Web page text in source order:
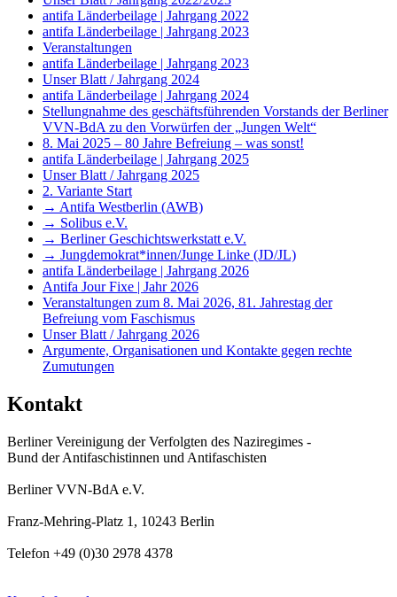
antifa Länderbeilage | Jahrgang 2022
antifa Länderbeilage | Jahrgang 2023
Veranstaltungen
antifa Länderbeilage | Jahrgang 2023
Unser Blatt / Jahrgang 2024
antifa Länderbeilage | Jahrgang 2024
Stellungnahme des geschäftsführenden Vorstands der Berliner
VVN-BdA zu den Vorwürfen der „Jungen Welt“
8. Mai 2025 – 80 Jahre Befreiung – was sonst!
antifa Länderbeilage | Jahrgang 2025
Unser Blatt / Jahrgang 2025
2. Variante Start
→ Antifa Westberlin (AWB)
→ Solibus e.V.
→ Berliner Geschichtswerkstatt e.V.
→ Jungdemokrat*innen/Junge Linke (JD/JL)
antifa Länderbeilage | Jahrgang 2026
Antifa Jour Fixe | Jahr 2026
Veranstaltungen zum 8. Mai 2026, 81. Jahrestag der
Befreiung vom Faschismus
Unser Blatt / Jahrgang 2026
Argumente, Organisationen und Kontakte gegen rechte
Zumutungen
Kontakt
Berliner Vereinigung der Verfolgten des Naziregimes -
Bund der Antifaschistinnen und Antifaschisten
Berliner VVN-BdA e.V.
Franz-Mehring-Platz 1, 10243 Berlin
Telefon +49 (0)30 2978 4378